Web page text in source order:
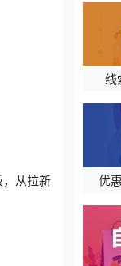
从拉新
线
优